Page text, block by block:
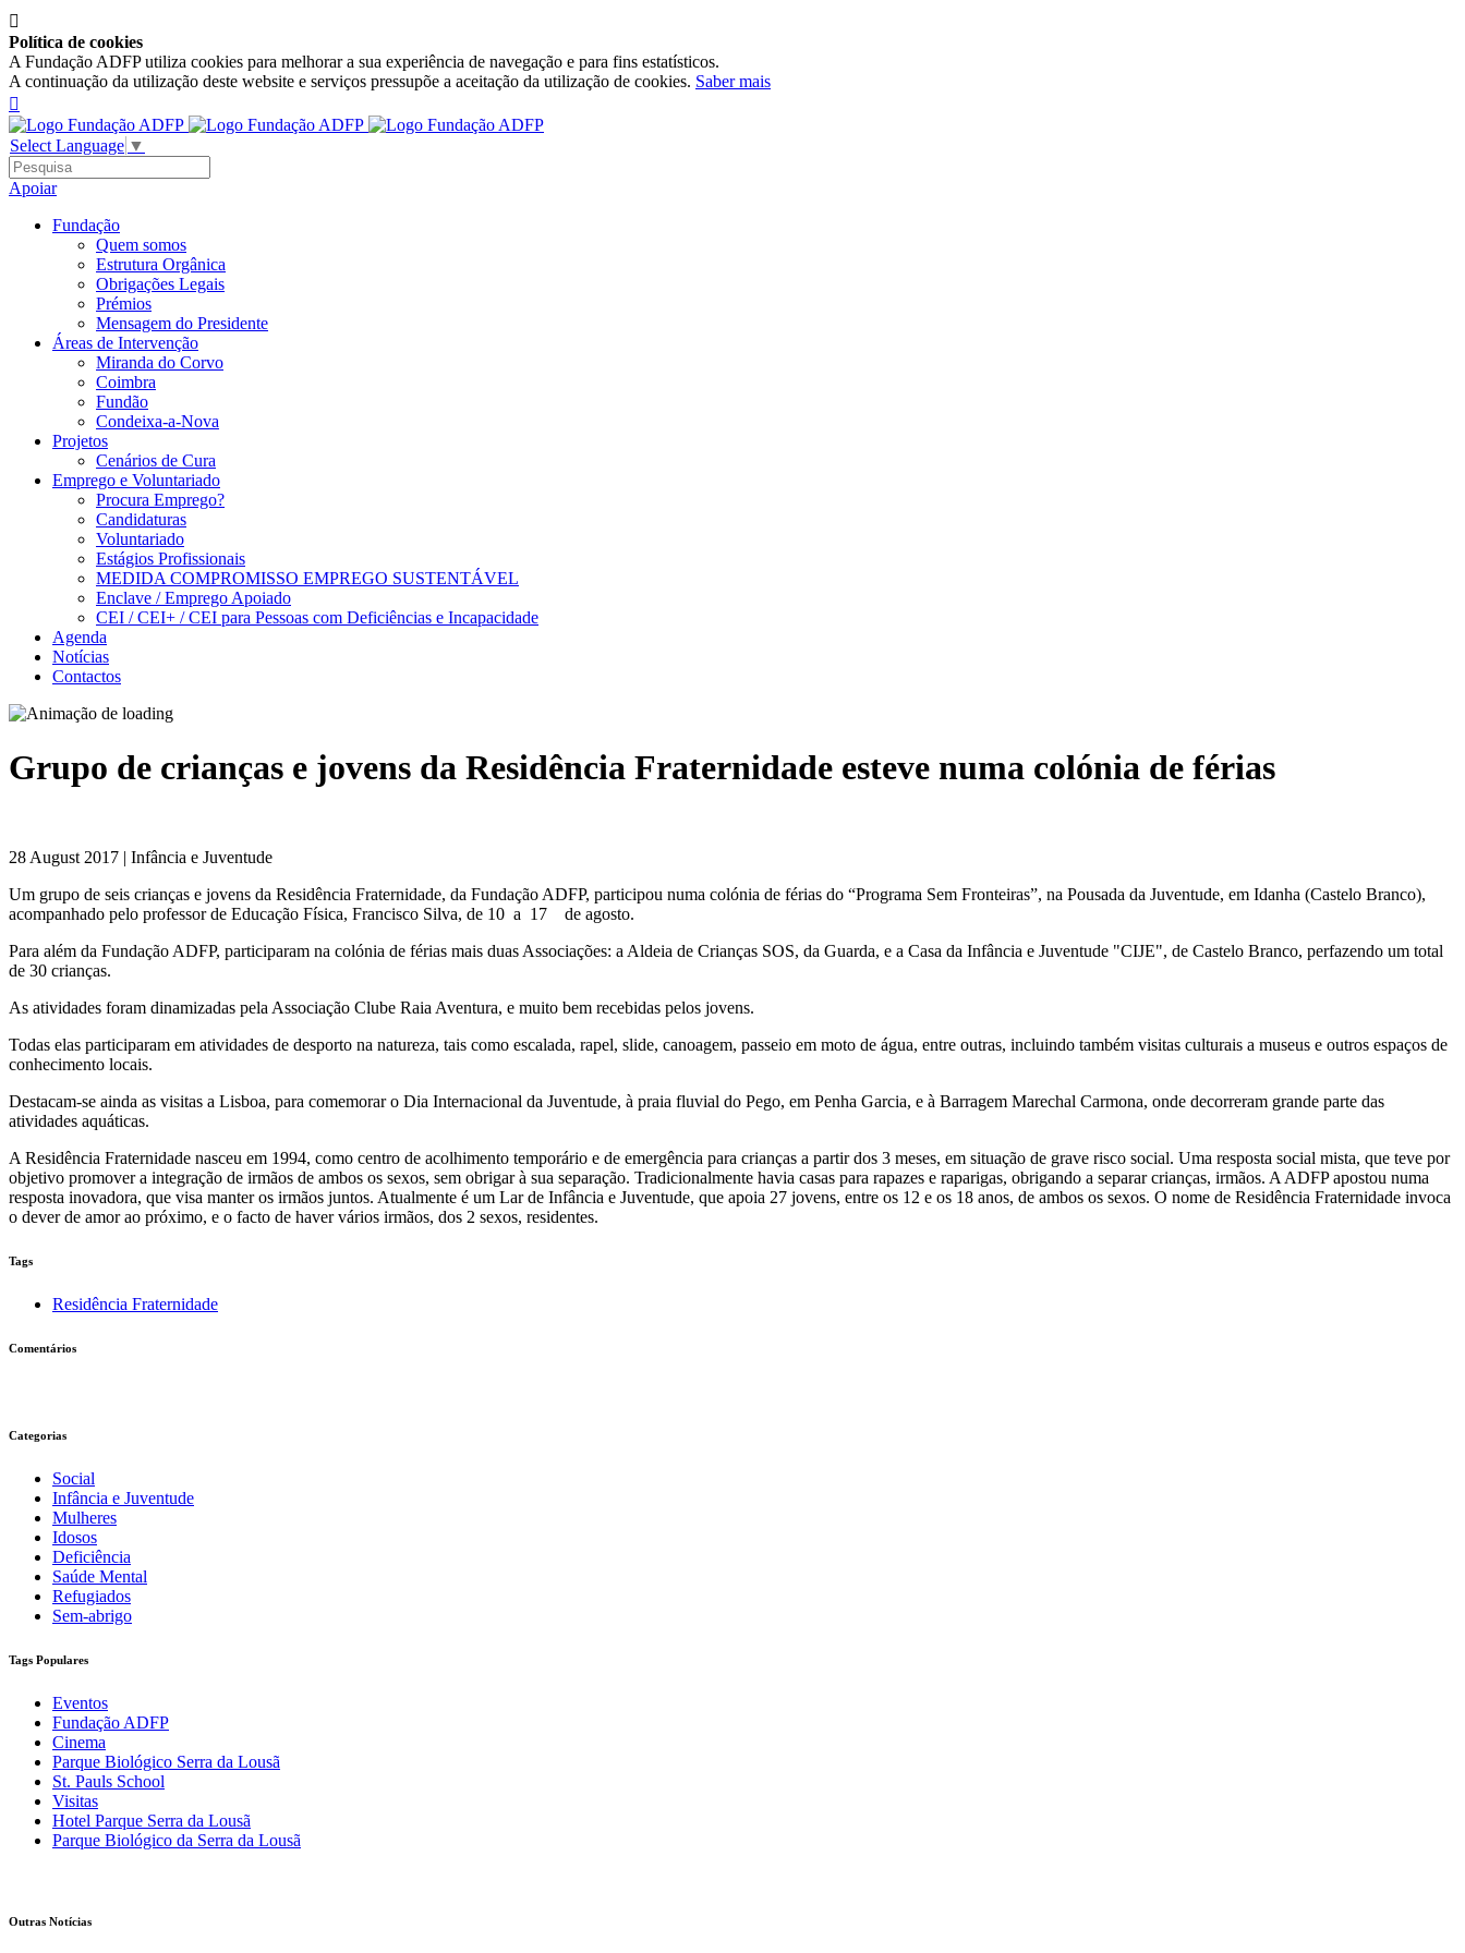

Política de cookies
A Fundação ADFP utiliza cookies para melhorar a sua experiência de navegação e para fins estatísticos.
A continuação da utilização deste website e serviços pressupõe a aceitação da utilização de cookies. Saber mais

Select Language ▼
Apoiar
Fundação
Quem somos
Estrutura Orgânica
Obrigações Legais
Prémios
Mensagem do Presidente
Áreas de Intervenção
Miranda do Corvo
Coimbra
Fundão
Condeixa-a-Nova
Projetos
Cenários de Cura
Emprego e Voluntariado
Procura Emprego?
Candidaturas
Voluntariado
Estágios Profissionais
MEDIDA COMPROMISSO EMPREGO SUSTENTÁVEL
Enclave / Emprego Apoiado
CEI / CEI+ / CEI para Pessoas com Deficiências e Incapacidade
Agenda
Notícias
Contactos
Grupo de crianças e jovens da Residência Fraternidade esteve numa colónia de férias
28 August 2017 | Infância e Juventude
Um grupo de seis crianças e jovens da Residência Fraternidade, da Fundação ADFP, participou numa colónia de férias do “Programa Sem Fronteiras”, na Pousada da Juventude, em Idanha (Castelo Branco),
acompanhado pelo professor de Educação Física, Francisco Silva, de 10 a 17 de agosto.
Para além da Fundação ADFP, participaram na colónia de férias mais duas Associações: a Aldeia de Crianças SOS, da Guarda, e a Casa da Infância e Juventude "CIJE", de Castelo Branco, perfazendo um total
de 30 crianças.
As atividades foram dinamizadas pela Associação Clube Raia Aventura, e muito bem recebidas pelos jovens.
Todas elas participaram em atividades de desporto na natureza, tais como escalada, rapel, slide, canoagem, passeio em moto de água, entre outras, incluindo também visitas culturais a museus e outros espaços de
conhecimento locais.
Destacam-se ainda as visitas a Lisboa, para comemorar o Dia Internacional da Juventude, à praia fluvial do Pego, em Penha Garcia, e à Barragem Marechal Carmona, onde decorreram grande parte das
atividades aquáticas.
A Residência Fraternidade nasceu em 1994, como centro de acolhimento temporário e de emergência para crianças a partir dos 3 meses, em situação de grave risco social. Uma resposta social mista, que teve por
objetivo promover a integração de irmãos de ambos os sexos, sem obrigar à sua separação. Tradicionalmente havia casas para rapazes e raparigas, obrigando a separar crianças, irmãos. A ADFP apostou numa
resposta inovadora, que visa manter os irmãos juntos. Atualmente é um Lar de Infância e Juventude, que apoia 27 jovens, entre os 12 e os 18 anos, de ambos os sexos. O nome de Residência Fraternidade invoca
o dever de amor ao próximo, e o facto de haver vários irmãos, dos 2 sexos, residentes.
Tags
Residência Fraternidade
Comentários
Categorias
Social
Infância e Juventude
Mulheres
Idosos
Deficiência
Saúde Mental
Refugiados
Sem-abrigo
Tags Populares
Eventos
Fundação ADFP
Cinema
Parque Biológico Serra da Lousã
St. Pauls School
Visitas
Hotel Parque Serra da Lousã
Parque Biológico da Serra da Lousã
Outras Notícias